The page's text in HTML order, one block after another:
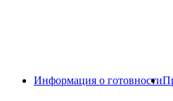
Информация о готовности